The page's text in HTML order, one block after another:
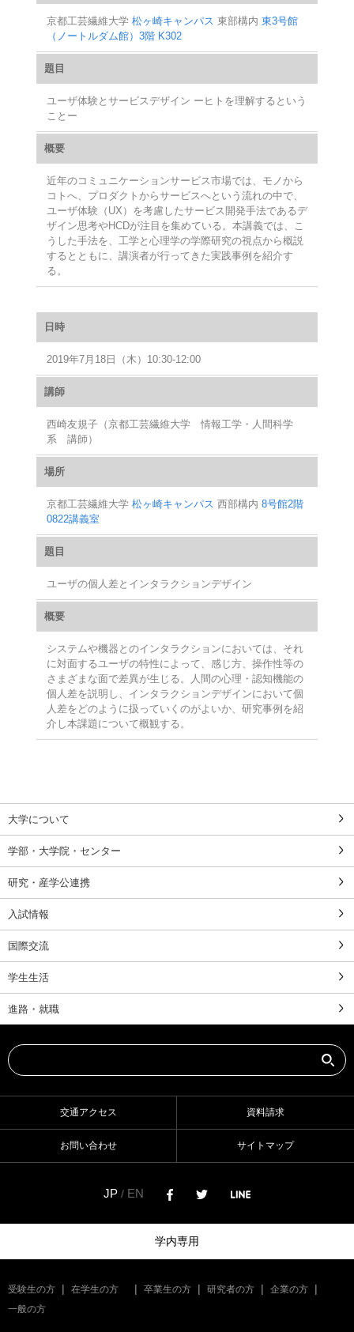
京都工芸繊維大学 松ヶ崎キャンパス 東部構内 東3号館
（ノートルダム館）3階 K302
題目
ユーザ体験とサービスデザイン ーヒトを理解するという
ことー
概要
近年のコミュニケーションサービス市場では、モノから
コトへ、プロダクトからサービスへという流れの中で、
ユーザ体験（UX）を考慮したサービス開発手法であるデ
ザイン思考やHCDが注目を集めている。本講義では、こ
うした手法を、工学と心理学の学際研究の視点から概説
するとともに、講演者が行ってきた実践事例を紹介す
る。
日時
2019年7月18日（木）10:30‐12:00
講師
西崎友規子（京都工芸繊維大学 情報工学・人間科学
系 講師）
場所
京都工芸繊維大学 松ヶ崎キャンパス 西部構内 8号館2階
0822講義室
題目
ユーザの個人差とインタラクションデザイン
概要
システムや機器とのインタラクションにおいては、それ
に対面するユーザの特性によって、感じ方、操作性等の
さまざまな面で差異が生じる。人間の心理・認知機能の
個人差を説明し、インタラクションデザインにおいて個
人差をどのように扱っていくのがよいか、研究事例を紹
介し本課題について概観する。
大学について
学部・大学院・センター
研究・産学公連携
入試情報
国際交流
学生生活
進路・就職
交通アクセス 資料請求
お問い合わせ サイトマップ
JP / EN
学内専用
受験生の方 在学生の方 卒業生の方 研究者の方
企業の方
一般の方